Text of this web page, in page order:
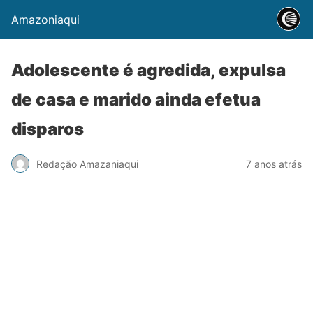
Amazoniaqui
Adolescente é agredida, expulsa
de casa e marido ainda efetua
disparos
Redação Amazaniaqui 7 anos atrás